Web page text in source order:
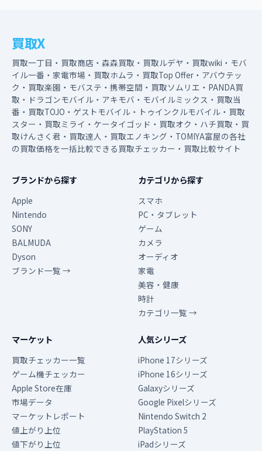
買取X
買取一丁目・買取商店・森森買取・買取ルデヤ・買取wiki・モバ
イル一番・家電市場・買取ホムラ・買取Top Offer・アバウテッ
ク・買取楽園・モバステ・携帯空間・買取ソムリエ・PANDA買
取・ドラゴンモバイル・アキモバ・モバイルミックス・買取当
番・買取TOJO・ゲストモバイル・トゥインクルモバイル・買取
スター・買取ミライ・ケータイゴッド・買取オク・ハチ買取・買
取けんさく君・買取達人・買取エノキング・TOMIYA富屋の各社
の買取価格を一括比較できる買取チェッカー・買取比較サイト
ブランドから探す
Apple
Nintendo
SONY
BALMUDA
Dyson
ブランド一覧 →
カテゴリから探す
スマホ
PC・タブレット
ゲーム
カメラ
オーディオ
家電
美容・健康
時計
カテゴリ一覧 →
マーケット
買取チェッカー一覧
ゲーム機チェッカー
Apple Store在庫
市場データ
マーケットレポート
値上がり上位
値下がり上位
人気シリーズ
iPhone 17シリーズ
iPhone 16シリーズ
Galaxyシリーズ
Google Pixelシリーズ
Nintendo Switch 2
PlayStation 5
iPadシリーズ